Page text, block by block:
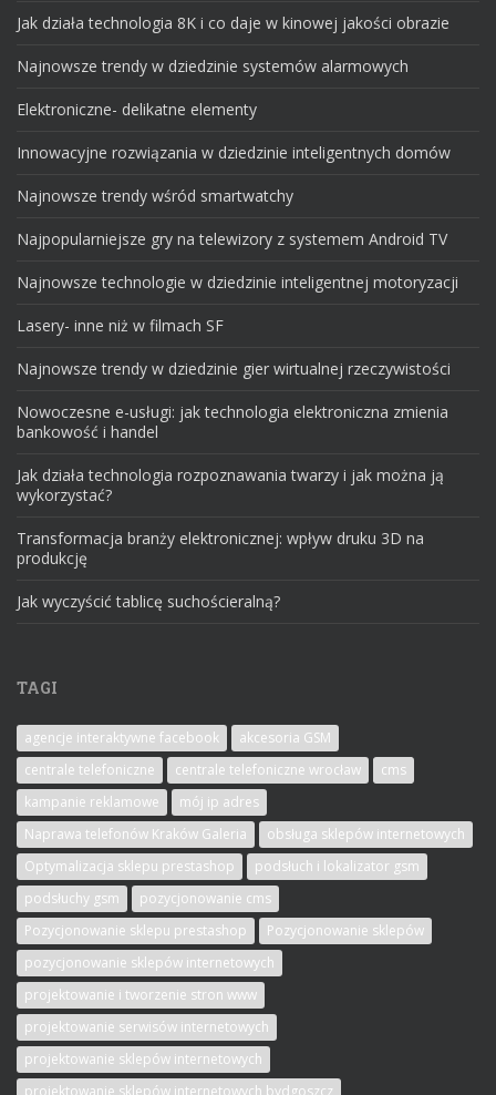
Jak działa technologia 8K i co daje w kinowej jakości obrazie
Najnowsze trendy w dziedzinie systemów alarmowych
Elektroniczne- delikatne elementy
Innowacyjne rozwiązania w dziedzinie inteligentnych domów
Najnowsze trendy wśród smartwatchy
Najpopularniejsze gry na telewizory z systemem Android TV
Najnowsze technologie w dziedzinie inteligentnej motoryzacji
Lasery- inne niż w filmach SF
Najnowsze trendy w dziedzinie gier wirtualnej rzeczywistości
Nowoczesne e-usługi: jak technologia elektroniczna zmienia
bankowość i handel
Jak działa technologia rozpoznawania twarzy i jak można ją
wykorzystać?
Transformacja branży elektronicznej: wpływ druku 3D na
produkcję
Jak wyczyścić tablicę suchościeralną?
TAGI
agencje interaktywne facebook
akcesoria GSM
centrale telefoniczne
centrale telefoniczne wrocław
cms
kampanie reklamowe
mój ip adres
Naprawa telefonów Kraków Galeria
obsługa sklepów internetowych
Optymalizacja sklepu prestashop
podsłuch i lokalizator gsm
podsłuchy gsm
pozycjonowanie cms
Pozycjonowanie sklepu prestashop
Pozycjonowanie sklepów
pozycjonowanie sklepów internetowych
projektowanie i tworzenie stron www
projektowanie serwisów internetowych
projektowanie sklepów internetowych
projektowanie sklepów internetowych bydgoszcz